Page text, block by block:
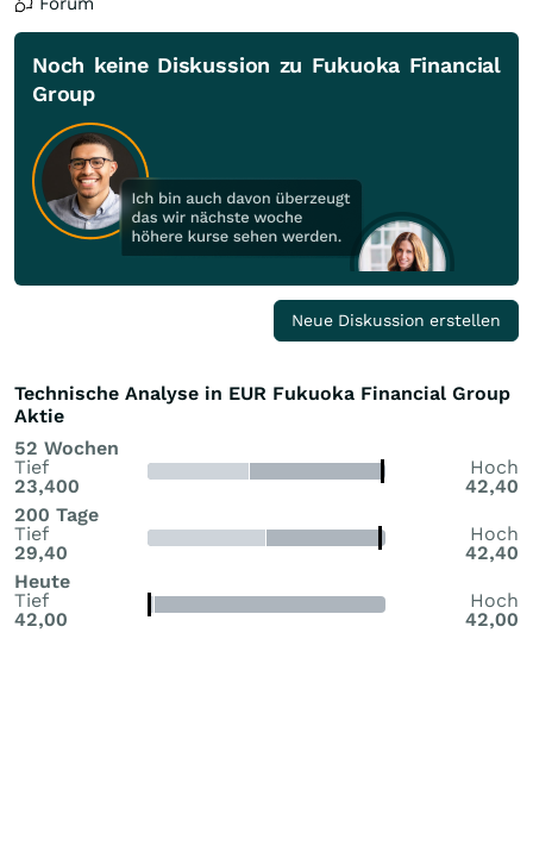
Noch keine Diskussion zu Fukuoka Financial
Group
Neue Diskussion erstellen
Technische Analyse in EUR Fukuoka Financial Group
Aktie
52 Wochen
Tief
23,400
Hoch
42,40
200 Tage
Tief
29,40
Hoch
42,40
Heute
Tief
42,00
Hoch
42,00